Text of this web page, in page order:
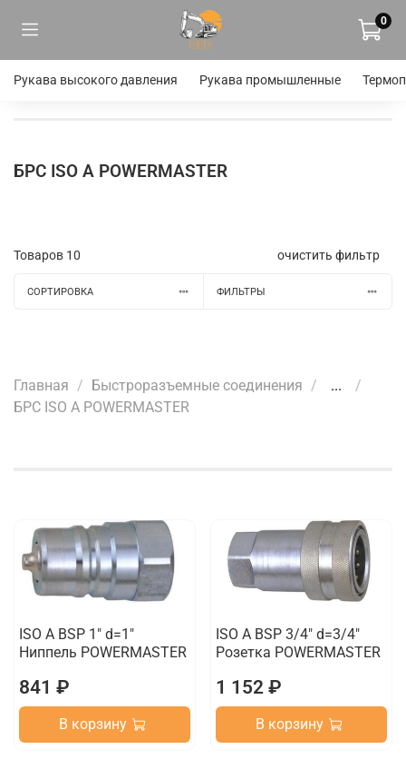
0
Рукава высокого давления Рукава промышленные
БРС ISO A POWERMASTER
Товаров 10 очистить фильтр
СОРТИРОВКА ФИЛЬТРЫ
Главная Быстроразъемные соединения
...
БРС ISO A POWERMASTER
ISO A BSP 1" d=1"
Ниппель POWERMASTER
841 ₽
В корзину
ISO A BSP 3/4" d=3/4"
Розетка POWERMASTER
1 152 ₽
В корзину